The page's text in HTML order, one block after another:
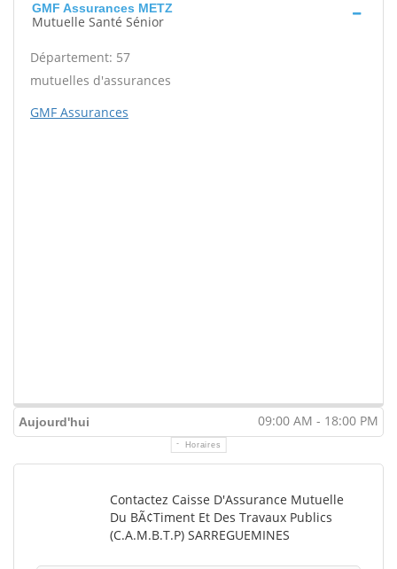
GMF Assurances METZ
Mutuelle Santé Sénior
Département: 57
mutuelles d'assurances
GMF Assurances
Aujourd'hui 09:00 AM - 18:00 PM
Horaires
Contactez Caisse D'Assurance Mutuelle
Du BÃ¢timent Et Des Travaux Publics
(C.A.M.B.T.P) SARREGUEMINES